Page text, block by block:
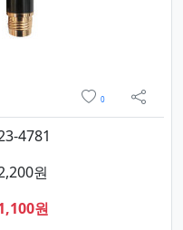
및 구매
0
sns 공
4781
원
원